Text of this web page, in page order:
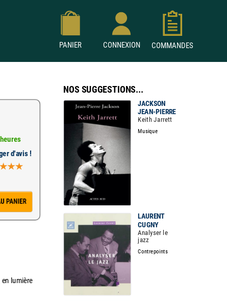
PANIER CONNEXION COMMANDES
d'avis !
lumière
NOS SUGGESTIONS...
JACKSON
JEAN-PIERRE
Keith Jarrett
Musique
LAURENT
CUGNY
Analyser le
jazz
Contrepoints